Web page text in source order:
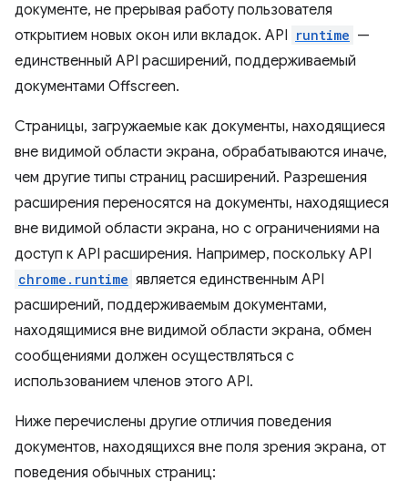
документе, не прерывая работу пользователя
открытием новых окон или вкладок. API runtime —
единственный API расширений, поддерживаемый
документами Offscreen.
Страницы, загружаемые как документы, находящиеся
вне видимой области экрана, обрабатываются иначе,
чем другие типы страниц расширений. Разрешения
расширения переносятся на документы, находящиеся
вне видимой области экрана, но с ограничениями на
доступ к API расширения. Например, поскольку API
chrome.runtime является единственным API
расширений, поддерживаемым документами,
находящимися вне видимой области экрана, обмен
сообщениями должен осуществляться с
использованием членов этого API.
Ниже перечислены другие отличия поведения
документов, находящихся вне поля зрения экрана, от
поведения обычных страниц: